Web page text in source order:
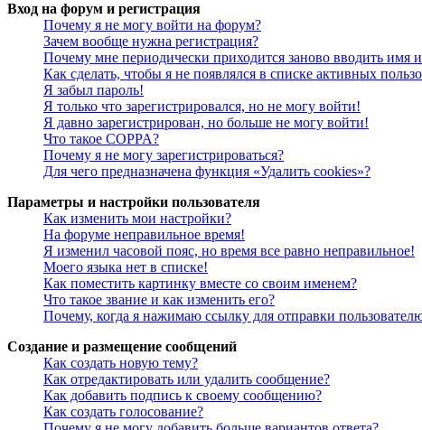
Вход на форум и регистрация
Почему я не могу войти на форум?
Зачем вообще нужна регистрация?
Почему мне периодически приходится заново вводить имя
Как сделать, чтобы я не появлялся в списке активных
Я забыл пароль!
Я только что зарегистрировался, но не могу войти!
Я давно зарегистрирован, но больше не могу войти!
Что такое COPPA?
Почему я не могу зарегистрироваться?
Для чего предназначена функция «Удалить cookies»?
Параметры и настройки пользователя
Как изменить мои настройки?
На форуме неправильное время!
Я изменил часовой пояс, но время все равно неправильное!
Моего языка нет в списке!
Как поместить картинку вместе со своим именем?
Что такое звание и как изменить его?
Почему, когда я нажимаю ссылку для отправки
Создание и размещение сообщений
Как создать новую тему?
Как отредактировать или удалить сообщение?
Как добавить подпись к своему сообщению?
Как создать голосование?